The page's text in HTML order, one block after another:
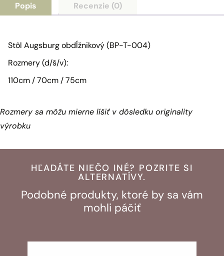
Popis Recenzie (0)
Stôl Augsburg obdĺžnikový (BP-T-004)
Rozmery (d/š/v):
110cm / 70cm / 75cm
Rozmery sa môžu mierne líšiť v dôsledku originality
výrobku
HĽADÁTE NIEČO INÉ? POZRITE SI
ALTERNATÍVY.
Podobné produkty, ktoré by sa vám
mohli páčiť